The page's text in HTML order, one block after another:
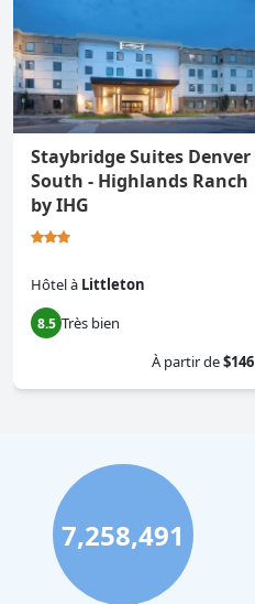
Staybridge Suites Denver
South - Highlands Ranch
by IHG
Hôtelà Littleton
8.5 Très bien
À partir de$146
7,258,491